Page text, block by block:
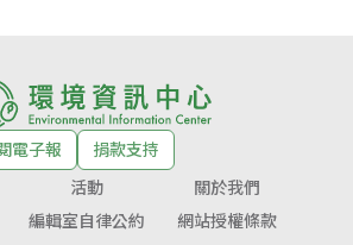
電子報
捐款支持
活動
關於我們
編輯室自律公約
網站授權條款